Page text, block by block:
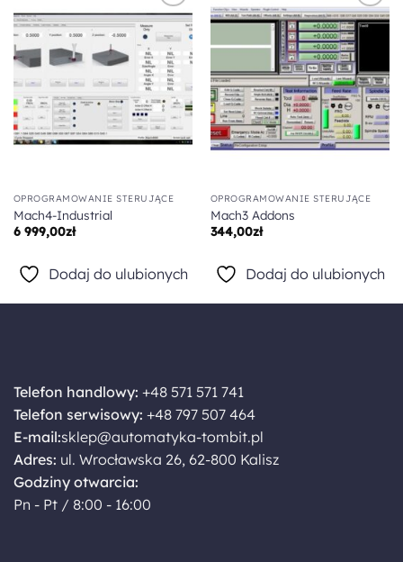
Dodaj do
ulubionych
OPROGRAMOWANIE STERUJĄCE
Mach4-Industrial
6 999,00zł
Dodaj do ulubionych
Dodaj do
ulubionych
OPROGRAMOWANIE STERUJĄCE
Mach3 Addons
344,00zł
Dodaj do ulubionych
Telefon handlowy: +48 571 571 741
Telefon serwisowy: +48 797 507 464
E-mail:sklep@automatyka-tombit.pl
Adres: ul. Wrocławska 26, 62-800 Kalisz
Godziny otwarcia:
Pn - Pt / 8:00 - 16:00